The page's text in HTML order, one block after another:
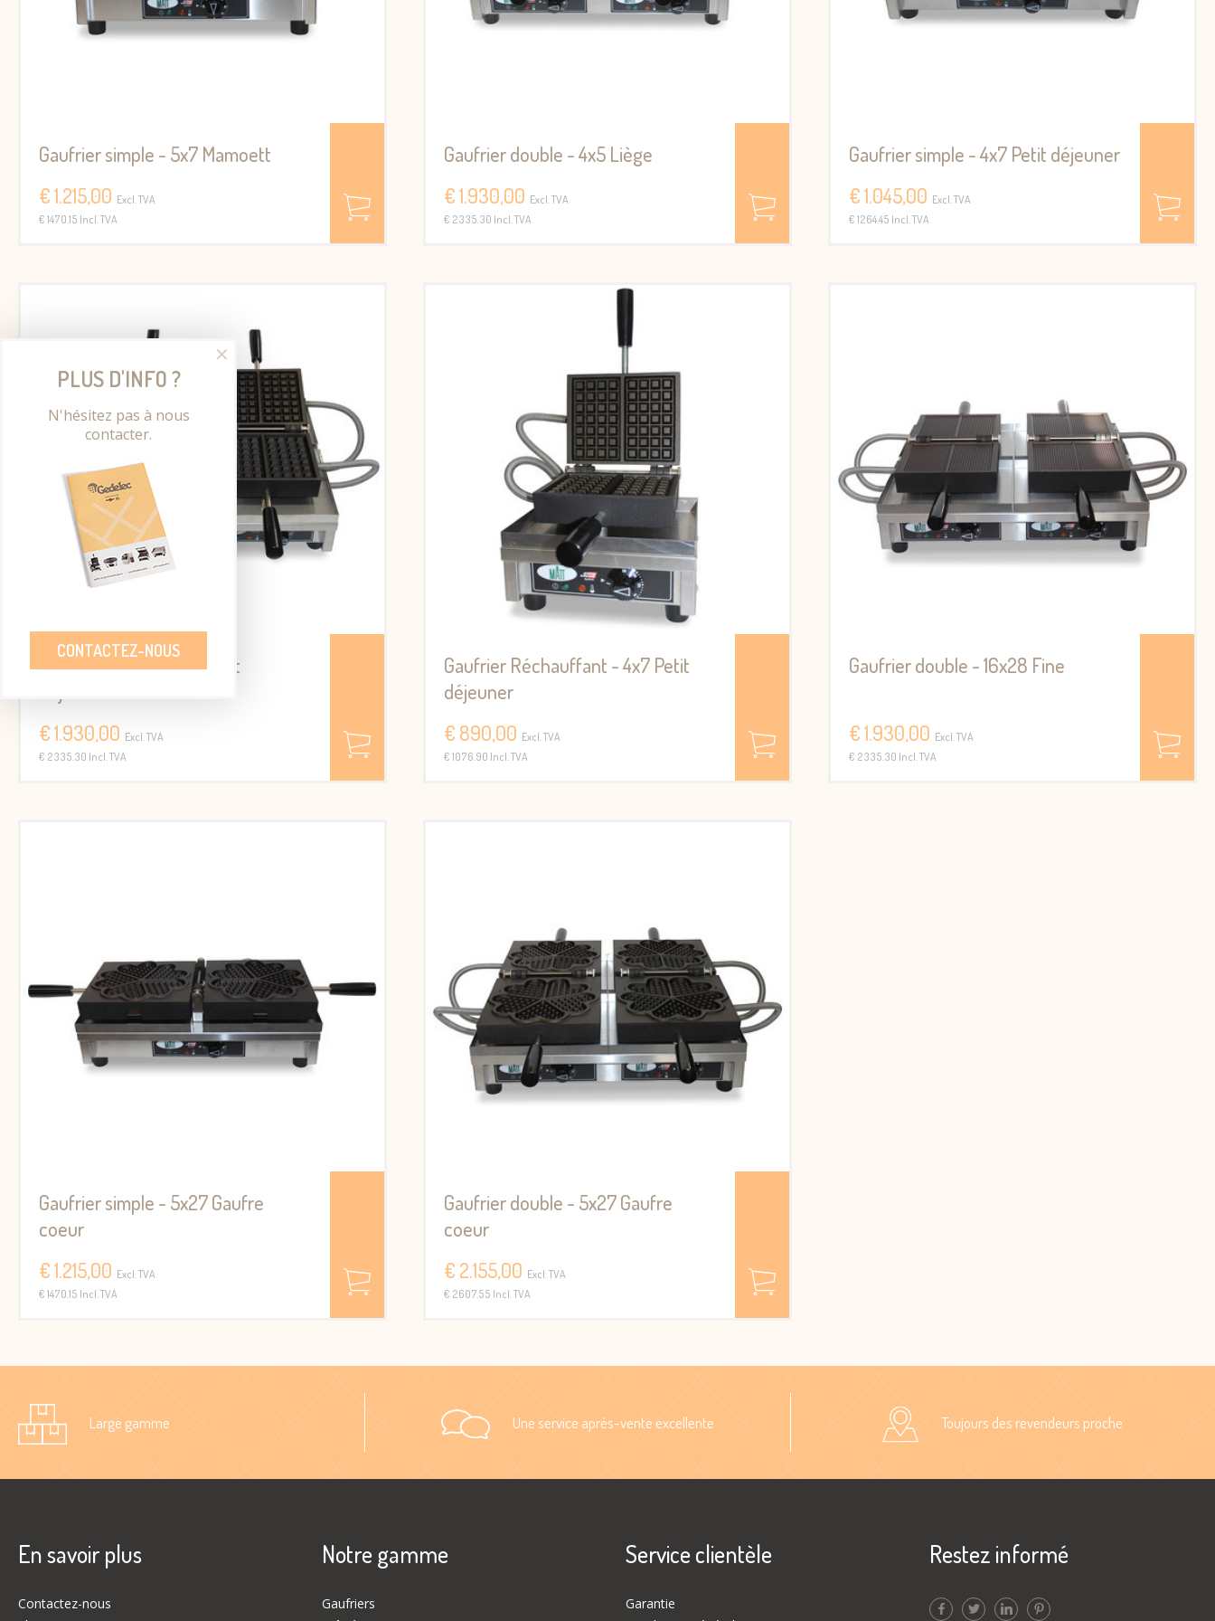
✕
PLUS D'INFO ?
N'hésitez pas à nous
contacter.
CONTACTEZ-NOUS
Gaufrier simple - 5x7 Mamoett
€ 1.215,00 Excl. TVA
€ 1470.15 Incl. TVA
Gaufrier double - 4x5 Liège
€ 1.930,00 Excl. TVA
€ 2335.30 Incl. TVA
Gaufrier simple - 4x7 Petit déjeuner
€ 1.045,00 Excl. TVA
€ 1264.45 Incl. TVA
Gaufrier double - 4x7 Petit
€ 1.930,00 Excl. TVA
€ 2335.30 Incl. TVA
Gaufrier Réchauffant - 4x7 Petit
déjeuner
€ 890,00 Excl. TVA
€ 1076.90 Incl. TVA
Gaufrier double - 16x28 Fine
€ 1.930,00 Excl. TVA
€ 2335.30 Incl. TVA
Gaufrier simple - 5x27 Gaufre
coeur
€ 1.215,00 Excl. TVA
€ 1470.15 Incl. TVA
Gaufrier double - 5x27 Gaufre
coeur
€ 2.155,00 Excl. TVA
€ 2607.55 Incl. TVA
Large gamme Une service après-vente excellente Toujours des revendeurs proche
En savoir plus
Contactez-nous
Notre gamme
Gaufriers
Service clientèle
Garantie
Restez informé